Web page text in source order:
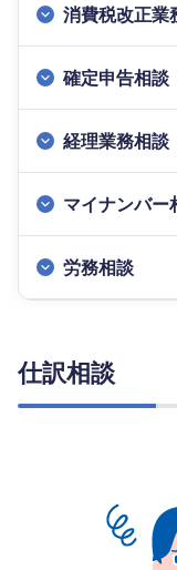
消費税改正業
確定申告相談
経理業務相談
マイナンバー
労務相談
仕訳相談